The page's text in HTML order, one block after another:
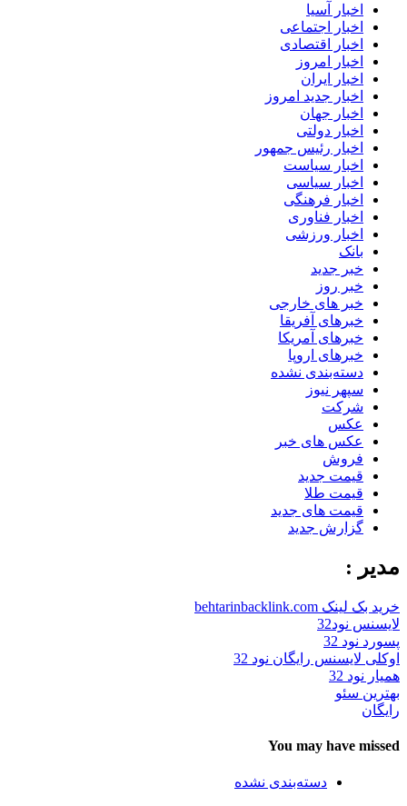
اخبار آسیا
اخبار اجتماعی
اخبار اقتصادی
اخبار امروز
اخبار ایران
اخبار جدید امروز
اخبار جهان
اخبار دولتی
اخبار رئیس جمهور
اخبار سیاست
اخبار سیاسی
اخبار فرهنگی
اخبار فناوری
اخبار ورزشی
بانک
خبر جدید
خبر روز
خبر های خارجی
خبرهای آفریقا
خبرهای آمریکا
خبرهای اروپا
دسته‌بندی نشده
سپهر نیوز
شرکت
عکس
عکس های خبر
فروش
قیمت جدید
قیمت طلا
قیمت های جدید
گزارش جدید
مدیر :
خرید بک لینک behtarinbacklink.com
لایسنس نود32
پسورد نود 32
اوکلی لایسنس رایگان نود 32
همیار نود 32
بهترین سئو
رایگان
You may have missed
دسته‌بندی نشده